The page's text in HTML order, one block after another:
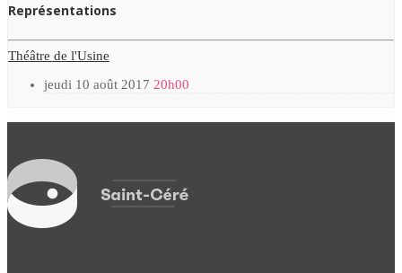
Représentations
Théâtre de l'Usine
jeudi 10 août 2017 20h00